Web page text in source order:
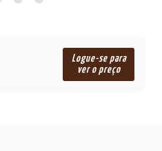
Logue-se para
ver o preço